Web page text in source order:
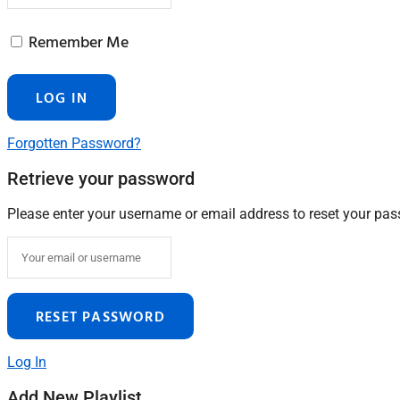
Remember Me
Forgotten Password?
Retrieve your password
Please enter your username or email address to reset your
Log In